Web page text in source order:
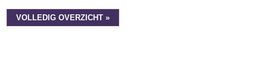
VOLLEDIG OVERZICHT »